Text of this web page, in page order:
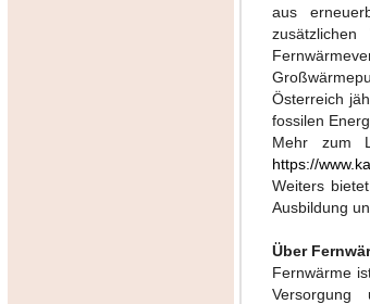
aus
Österreich
fossilen
Mehr zum
https://
Weiters
Ausbildung
Über
Fernwärme